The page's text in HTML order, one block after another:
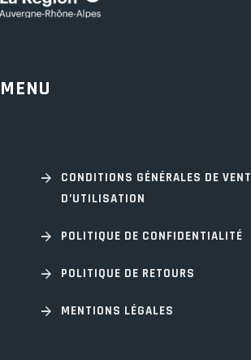
MENU
CONDITIONS GÉNÉRALES DE
D’UTILISATION
POLITIQUE DE CONFIDENTIALITÉ
POLITIQUE DE RETOURS
MENTIONS LÉGALES